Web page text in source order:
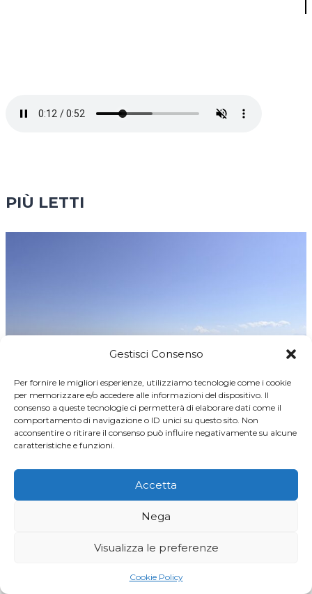
Gestisci Consenso
Per fornire le migliori esperienze, utilizziamo tecnologie come i cookie
per memorizzare e/o accedere alle informazioni del dispositivo. Il
consenso a queste tecnologie ci permetterà di elaborare dati come il
comportamento di navigazione o ID unici su questo sito. Non
acconsentire o ritirare il consenso può influire negativamente su alcune
caratteristiche e funzioni.
Accetta
Nega
Visualizza le preferenze
Cookie Policy
PIÙ LETTI
Sul lago di Costanza in bicicletta
sono le sue sponde: una rete ciclabile di 260
chilometri circa fra Svizzera, Austria e